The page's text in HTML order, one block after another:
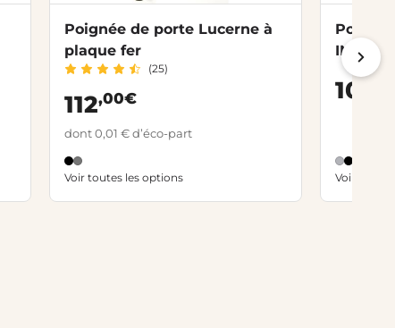
Poignée de porte Lucerne à
plaque fer
(25)
112,00€
dont 0,01 € d’éco-part
Voir toutes les options
INES à
109
Voir